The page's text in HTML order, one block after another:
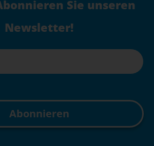
Sie unseren
Newsletter!